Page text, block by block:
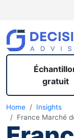
gratuit
Home
Insights
France Marché